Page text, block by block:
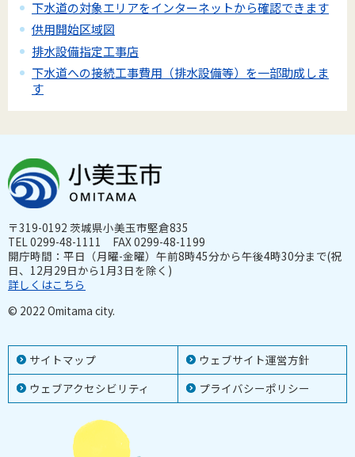
下水道の対象エリアをインターネットから確認できます
供用開始区域図
排水設備指定工事店
下水道への接続工事費用（排水設備等）を一部助成しま
す
サイトマップ
ウェブサイト運営方針
ウェブアクセシビリティ
プライバシーポリシー
〒319-0192 茨城県小美玉市堅倉835
TEL 0299-48-1111 FAX 0299-48-1199
開庁時間：平日（月曜-金曜）午前8時45分から午後4時30分まで(祝
日、12月29日から1月3日を除く)
詳しくはこちら
© 2022 Omitama city.